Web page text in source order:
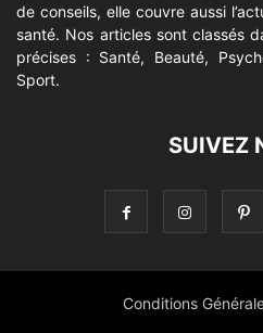
de conseils, elle couvre aussi
santé. Nos articles sont classés
précises : Santé, Beauté,
Sport.
SUIVEZ
Conditions